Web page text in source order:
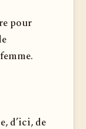
pour
d’ici, de